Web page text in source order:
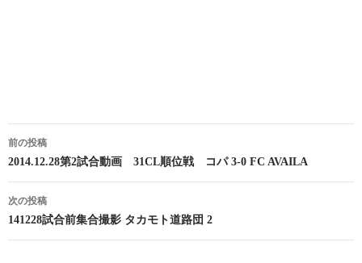
投
稿
ナ
ビ
前の投稿
2014.12.28第2試合動画 31CL順位戦 コパ 3-0 FC AVAILA
次の投稿
141228試合前集合撮影 タカモト道路団 2